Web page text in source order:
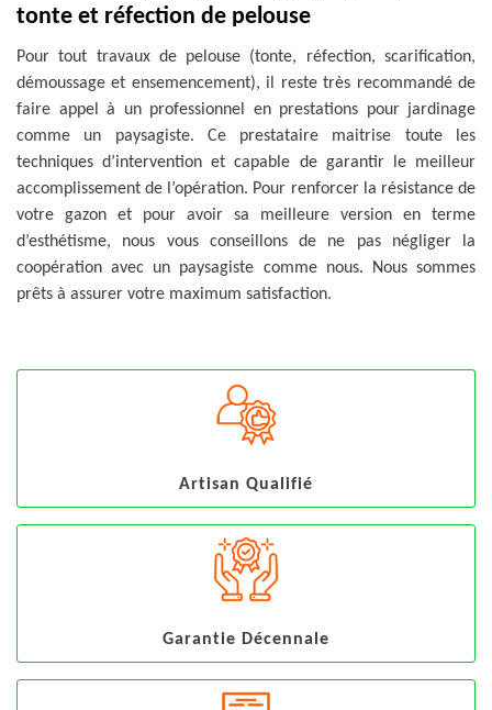
tonte et réfection de pelouse
Pour tout travaux de pelouse (tonte, réfection, scarification,
démoussage et ensemencement), il reste très recommandé de
faire appel à un professionnel en prestations pour jardinage
comme un paysagiste. Ce prestataire maitrise toute les
techniques d’intervention et capable de garantir le meilleur
accomplissement de l’opération. Pour renforcer la résistance de
votre gazon et pour avoir sa meilleure version en terme
d’esthétisme, nous vous conseillons de ne pas négliger la
coopération avec un paysagiste comme nous. Nous sommes
prêts à assurer votre maximum satisfaction.
Artisan Qualifié
Garantie Décennale